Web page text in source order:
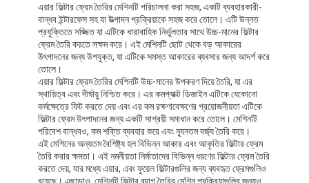
এয়ার ফিল্টার ফ্রেম তৈরির মেশিনটি পরিচালনা করা সহজ, একটি ব্যবহারকারী-
বান্ধব ইন্টারফেস সহ যা উত্পাদন প্রক্রিয়াকে সহজ করে তোলে। এটি উন্নত
প্রযুক্তিতে সজ্জিত যা এটিকে ধারাবাহিক নির্ভুলতার সাথে উচ্চ-মানের ফিল্টার
ফ্রেম তৈরি করতে সক্ষম করে। এই মেশিনটি ছোট থেকে বড় আকারের
উৎপাদনের জন্য উপযুক্ত, যা এটিকে সমস্ত আকারের ব্যবসার জন্য আদর্শ করে
তোলে।
এয়ার ফিল্টার ফ্রেম তৈরির মেশিনটি উচ্চ-মানের উপকরণ দিয়ে তৈরি, যা এর
স্থায়িত্ব এবং দীর্ঘায়ু নিশ্চিত করে। এর কমপ্যাক্ট ডিজাইন এটিকে যেকোনো
কর্মক্ষেত্রে ফিট করতে দেয় এবং এর কম রক্ষণাবেক্ষণের প্রয়োজনীয়তা এটিকে
ফিল্টার ফ্রেম উৎপাদনের জন্য একটি সাশ্রয়ী সমাধান করে তোলে। মেশিনটি
পরিবেশ বান্ধবও, কম শক্তি ব্যবহার করে এবং ন্যূনতম বর্জ্য তৈরি করে।
এই মেশিনের অন্যতম বৈশিষ্ট্য হল বিভিন্ন আকার এবং আকৃতির ফিল্টার ফ্রেম
তৈরি করার ক্ষমতা। এই নমনীয়তা নির্মাতাদের বিভিন্ন ধরণের ফিল্টার ফ্রেম তৈরি
করতে দেয়, যার মধ্যে এয়ার, এবং ফুয়েল ফিল্টারগুলির জন্য ব্যবহৃত ফ্রেমগুলিও